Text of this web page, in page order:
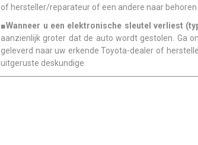
of hersteller/reparateur of een andere naar
■Wanneer u een elektronische sleutel verliest
aanzienlijk groter dat de auto wordt gestolen. Ga
geleverd naar uw erkende Toyota-dealer of
uitgeruste deskundige.